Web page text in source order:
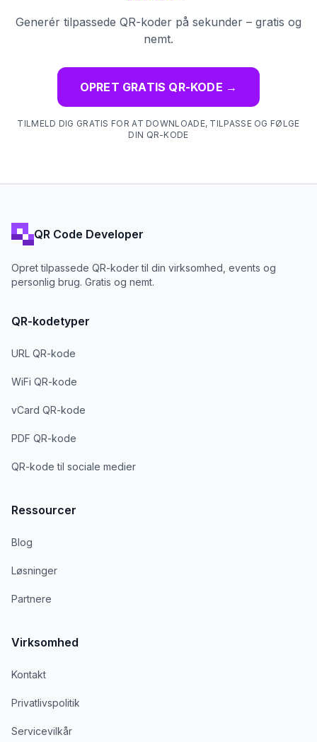
Generér tilpassede QR-koder på sekunder – gratis og
nemt.
OPRET GRATIS QR-KODE →
TILMELD DIG GRATIS FOR AT DOWNLOADE, TILPASSE OG FØLGE
DIN QR-KODE
QR Code Developer
Opret tilpassede QR-koder til din virksomhed, events og
personlig brug. Gratis og nemt.
QR-kodetyper
URL QR-kode
WiFi QR-kode
vCard QR-kode
PDF QR-kode
QR-kode til sociale medier
Ressourcer
Blog
Løsninger
Partnere
Virksomhed
Kontakt
Privatlivspolitik
Servicevilkår